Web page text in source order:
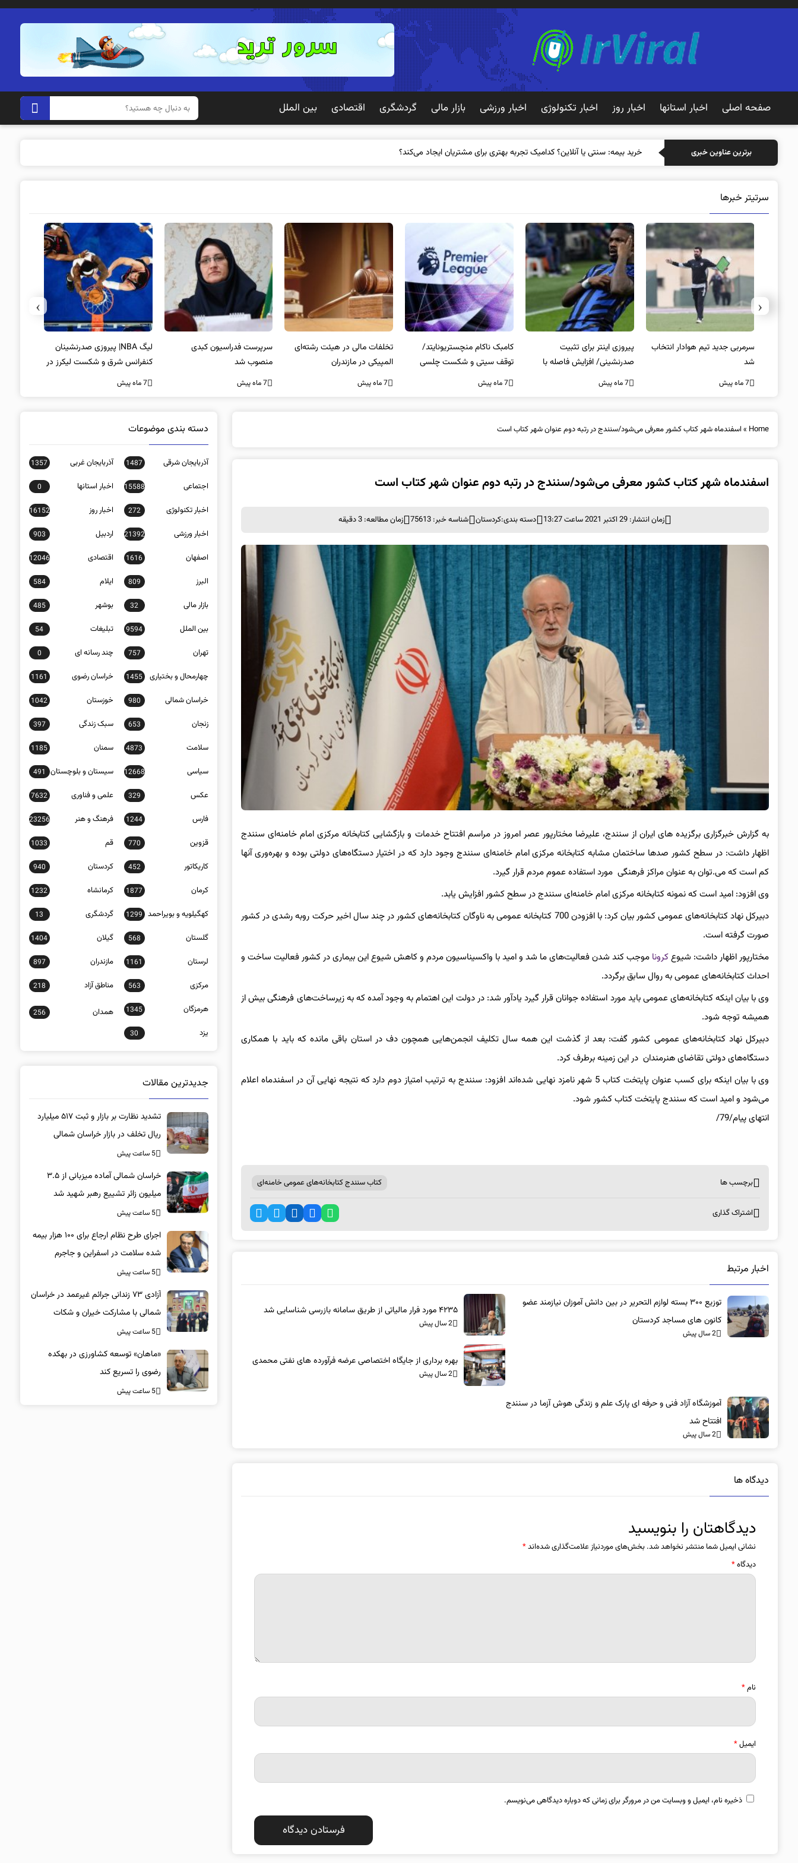
صفحه اصلی اخبار استانها اخبار روز اخبار تکنولوژی اخبار ورزشی بازار مالی گردشگری اقتصادی بین الملل
برترین عناوین خبری خرید بیمه: سنت
سرتیتر خبرها
سرمربی جدید تیم هوادار انتخاب
شد
7 ماه پیش
پیروزی اینتر برای تثبیت
صدرنشینی/ افزایش فاصله با
ناپولی
7 ماه پیش
کامبک ناکام منچستریونایتد/
توقف سیتی و شکست چلسی
7 ماه پیش
تخلفات مالی در هیئت رشته‌ای
المپیکی در مازندران
7 ماه پیش
سرپرست فدراسیون کبدی
منصوب شد
7 ماه پیش
لیگ NBA| پیروزی صدرنشینان
کنفرانس شرق و شکست لیکرز در
غیاب جیمز
7 ماه پیش
‹
›
Home
» اسفندماه شهر کتاب کشور معرفی می‌شود/سنندج در رتبه دوم عنوان شهر کتاب است
اسفندماه شهر کتاب کشور معرفی می‌شود/سنندج در رتبه دوم عنوان شهر کتاب است
زمان انتشار: 29 اکتبر 2021 ساعت 13:27 دسته بندی:کردستان شناسه خبر: 75613 زمان مطالعه: 3 دقیقه
به گزارش خبرگزاری برگزیده های ایران از سنندج، علیرضا مختارپور عصر امروز در مراسم افتتاح خدمات و بازگشایی کتابخانه مرکزی امام خامنه‌ای سنندج
اظهار داشت: در سطح کشور صدها ساختمان مشابه کتابخانه مرکزی امام خامنه‌ای سنندج وجود دارد که در اختیار دستگاه‌های دولتی بوده و بهره‌وری آنها
کم است که می.توان به عنوان مراکز فرهنگی مورد استفاده عموم مردم قرار گیرد.
وی افزود: امید است که نمونه کتابخانه مرکزی امام خامنه‌ای سنندج در سطح کشور افزایش یابد.
دبیرکل نهاد کتابخانه‌های عمومی کشور بیان کرد: با افزودن 700 کتابخانه عمومی به ناوگان کتابخانه‌های کشور در چند سال اخیر حرکت روبه رشدی در کشور
صورت گرفته است.
مختارپور اظهار داشت: شیوعکرونا موجب کند شدن فعالیت‌های ما شد و امید با واکسیناسیون مردم و کاهش شیوع این بیماری در کشور فعالیت ساخت و
احداث کتابخانه‌های عمومی به روال سابق برگردد.
وی با بیان اینکه کتابخانه‌های عمومی باید مورد استفاده جوانان قرار گیرد یادآور شد: در دولت این اهتمام به وجود آمده که به زیرساخت‌های فرهنگی بیش از
همیشه توجه شود.
دبیرکل نهاد کتابخانه‌های عمومی کشور گفت: بعد از گذشت این همه سال تکلیف انجمن‌هایی همچون دف در استان باقی مانده که باید با همکاری
دستگاه‌های دولتی تقاضای هنرمندان در این زمینه برطرف کرد.
وی با بیان اینکه برای کسب عنوان پایتخت کتاب 5 شهر نامزد نهایی شده‌اند افزود: سنندج به ترتیب امتیاز دوم دارد که نتیجه نهایی آن در اسفندماه اعلام
می‌شود و امید است که سنندج پایتخت کتاب کشور شود.
انتهای پیام/79/
برچسب ها کتاب سنندج کتابخانه‌های عمومی خامنه‌ای
اشتراک گذاری
اخبار مرتبط
توزیع ۳۰۰ بسته لوازم التحریر در بین دانش آموزان نیازمند عضو
کانون های مساجد کردستان
2 سال پیش
۴۲۳۵ مورد فرار مالیاتی از طریق سامانه بازرسی شناسایی شد
2 سال پیش
بهره برداری از جایگاه اختصاصی عرضه فرآورده های نفتی محمدی
2 سال پیش
آموزشگاه آزاد فنی و حرفه ای پارک علم و زندگی هوش آزما در سنندج
افتتاح شد
2 سال پیش
دیدگاه ها
دیدگاهتان را بنویسید
نشانی ایمیل شما منتشر نخواهد شد. بخش‌های موردنیاز علامت‌گذاری شده‌اند*
دیدگاه*
نام*
ایمیل*
ذخیره نام، ایمیل و وبسایت من در مرورگر برای زمانی که دوباره دیدگاهی می‌نویسم.
دسته بندی موضوعات
آذربایجان شرقی 1487 آذربایجان غربی 1357
اجتماعی 15588 اخبار استانها 0
اخبار تکنولوژی 272 اخبار روز 16152
اخبار ورزشی 21392 اردبیل 903
اصفهان 1616 اقتصادی 12046
البرز 809 ایلام 584
بازار مالی 32 بوشهر 485
بین الملل 9594 تبلیغات 54
تهران 757 چند رسانه ای 0
چهارمحال و بختیاری 1455 خراسان رضوی 1161
خراسان شمالی 980 خوزستان 1042
زنجان 653 سبک زندگی 397
سلامت 4873 سمنان 1185
سیاسی 12668 سیستان و بلوچستان 491
عکس 329 علمی و فناوری 7632
فارس 1244 فرهنگ و هنر 23256
قزوین 770 قم 1033
کاریکاتور 452 کردستان 940
کرمان 1877 کرمانشاه 1232
کهگیلویه و بویراحمد 1299 گردشگری 13
گلستان 568 گیلان 1404
لرستان 1161 مازندران 897
مرکزی 563 مناطق آزاد 218
هرمزگان 1345 همدان 256
یزد 30
جدیدترین مقالات
تشدید نظارت بر بازار و ثبت ۵۱۷ میلیارد
ریال تخلف در بازار خراسان شمالی
5 ساعت پیش
خراسان شمالی آماده میزبانی از ۳.۵
میلیون زائر تشییع رهبر شهید شد
5 ساعت پیش
اجرای طرح نظام ارجاع برای ۱۰۰ هزار بیمه
شده سلامت در اسفراین و جاجرم
5 ساعت پیش
آزادی ۷۳ زندانی جرائم غیرعمد در خراسان
شمالی با مشارکت خیران و شکات
5 ساعت پیش
«ماهان» توسعه کشاورزی در بهکده
رضوی را تسریع کند
5 ساعت پیش